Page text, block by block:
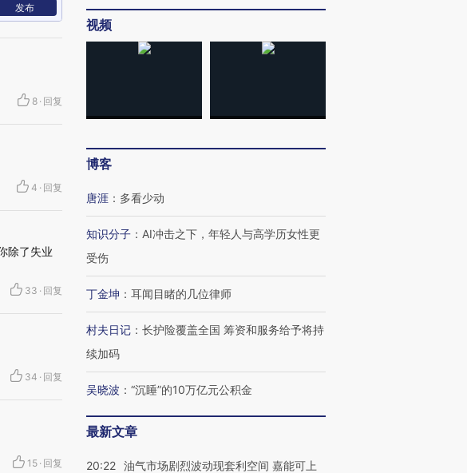
发布
8 · 回复
4 · 回复
除了失业
33 · 回复
34 · 回复
15 · 回复
视频
博客
唐涯 ： 多看少动
知识分子 ： AI冲击之下，年轻人与高学历女性更
受伤
丁金坤 ： 耳闻目睹的几位律师
村夫日记 ： 长护险覆盖全国 筹资和服务给予将持
续加码
吴晓波 ： “沉睡”的10万亿元公积金
最新文章
20:22 油气市场剧烈波动现套利空间 嘉能可上